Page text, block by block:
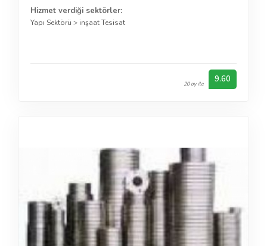
Hizmet verdiği sektörler:
Yapı Sektörü > inşaat Tesisat
20 oy ile 9.60